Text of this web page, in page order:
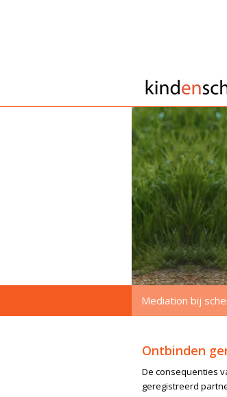
Mediation bij
Ontbinden
De consequenties
geregistreerd